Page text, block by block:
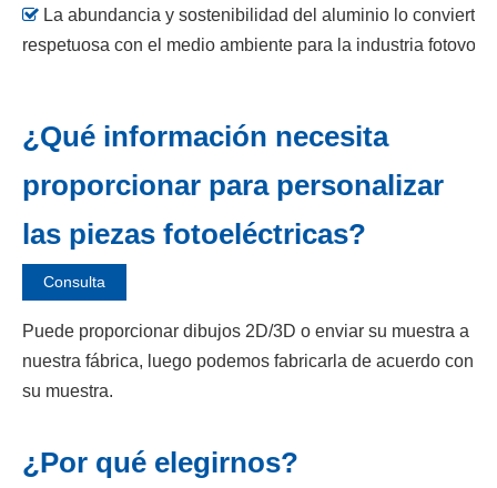
 La abundancia y sostenibilidad del aluminio lo
respetuosa con el medio ambiente para la industria
¿Qué información necesita
proporcionar para personalizar
las piezas fotoeléctricas?
Consulta
Puede proporcionar dibujos 2D/3D o enviar su muestra a
nuestra fábrica, luego podemos fabricarla de acuerdo con
su muestra.
¿Por qué elegirnos?